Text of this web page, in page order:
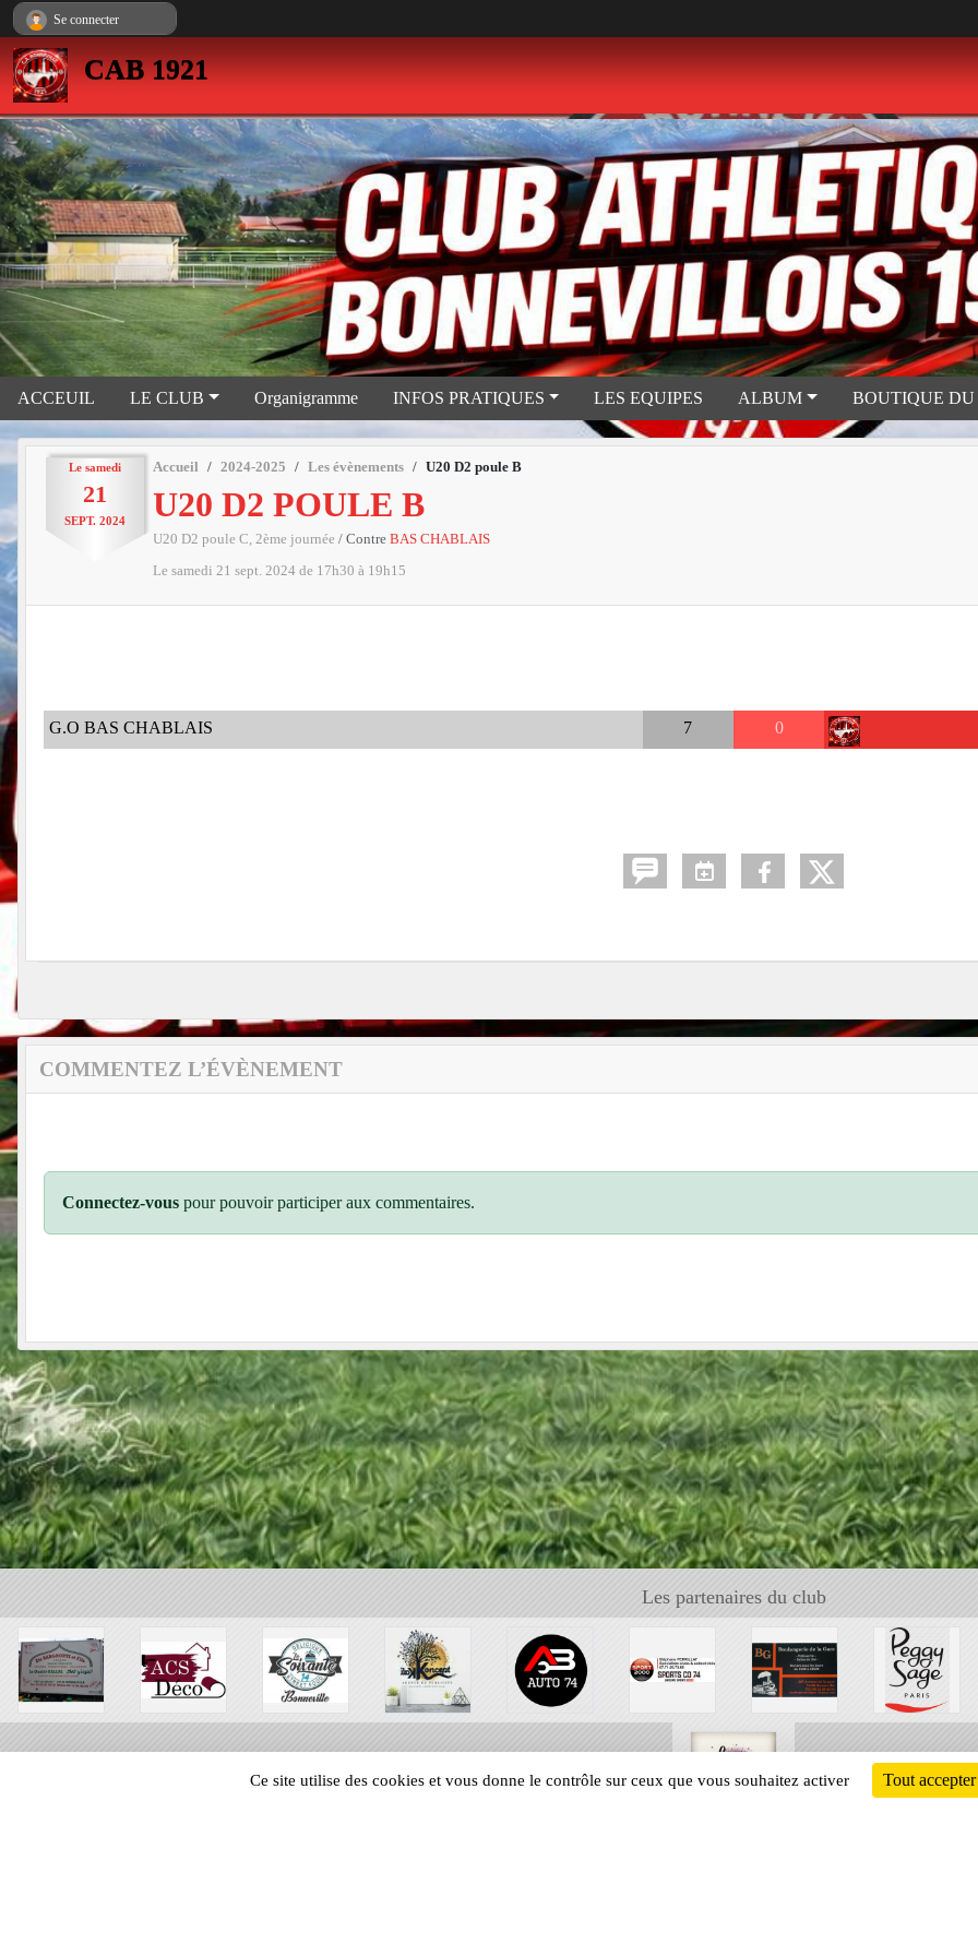
CAB 1921
ACCEUIL LE CLUB Organigramme INFOS PRATIQUES LES EQUIPES ALBUM BOUTIQUE
Le samedi
21
SEPT. 2024
Accueil 2024-2025 Les évènements U20 D2 poule B
U20 D2 POULE B
U20 D2 poule C, 2ème journée / Contre BAS CHABLAIS
Le samedi 21 sept. 2024 de 17h30 à 19h15
G.O BAS CHABLAIS 7 0
COMMENTEZ L’ÉVÈNEMENT
Connectez-vous pour pouvoir participer aux commentaires.
Les partenaires du club
Se connecter
Panneau de gestion des cookies
Ce site utilise des cookies et vous donne le contrôle sur ceux que vous souhaitez activer Tout accepter